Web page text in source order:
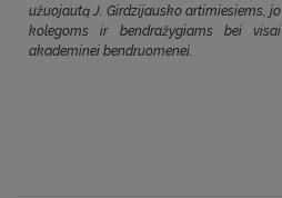
užuojautą J. Girdzijausko artimiesiems, jo
kolegoms ir bendražygiams bei visai
akademinei bendruomenei.